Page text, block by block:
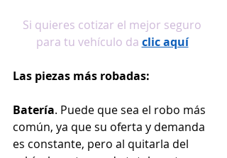
Si quieres cotizar el mejor seguro
para tu vehículo da clic aquí
Las piezas más robadas:
Batería. Puede que sea el robo más
común, ya que su oferta y demanda
es constante, pero al quitarla del